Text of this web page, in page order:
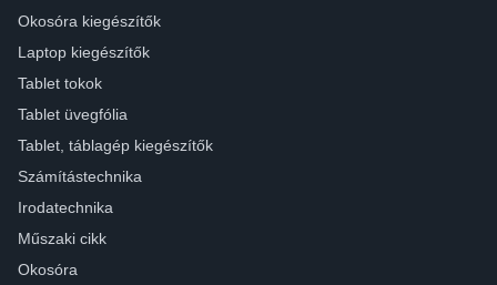
Okosóra kiegészítők
Laptop kiegészítők
Tablet tokok
Tablet üvegfólia
Tablet, táblagép kiegészítők
Számítástechnika
Irodatechnika
Műszaki cikk
Okosóra